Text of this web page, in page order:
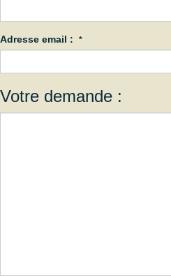
Adresse email : *
Votre demande :